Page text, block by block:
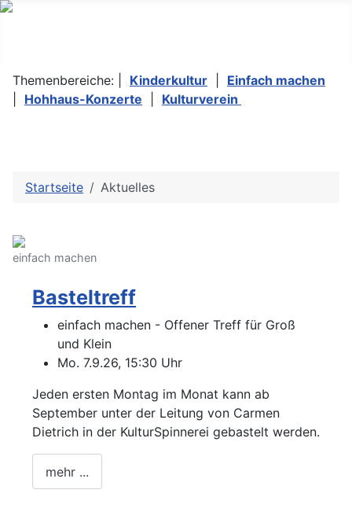
Themenbereiche: | Kinderkultur
Einfach machen
Hohhaus-Konzerte Kulturverein
Startseite Aktuelles
einfach machen
Basteltreff
einfach machen - Offener Treff für Groß
und Klein
Mo. 7.9.26, 15:30 Uhr
Jeden ersten Montag im Monat kann ab
September unter der Leitung von Carmen
Dietrich in der KulturSpinnerei gebastelt werden.
mehr ...